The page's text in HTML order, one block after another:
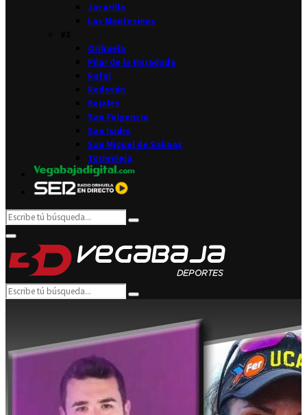
Jacarilla
Los Montesinos
Orihuela
Pilar de la Horadada
Rafal
Redován
Rojales
San Fulgencio
San Isidro
San Miguel de Salinas
Torrevieja
Search
for:
Search
Primary
Menu
Search
for:
Search